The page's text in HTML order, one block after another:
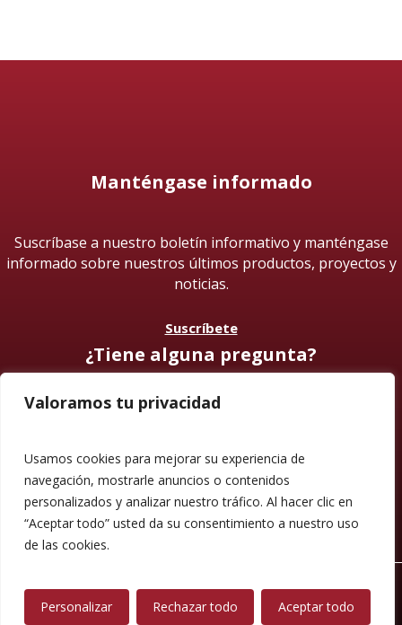
Valoramos tu privacidad
Usamos cookies para mejorar su experiencia de
navegación, mostrarle anuncios o contenidos
personalizados y analizar nuestro tráfico. Al hacer clic en
“Aceptar todo” usted da su consentimiento a nuestro uso
de las cookies.
Personalizar Rechazar todo Aceptar todo
Manténgase informado
Suscríbase a nuestro boletín informativo y manténgase
informado sobre nuestros últimos productos, proyectos y
noticias.
Suscríbete
¿Tiene alguna pregunta?
Aviso legal
Política de privacidad